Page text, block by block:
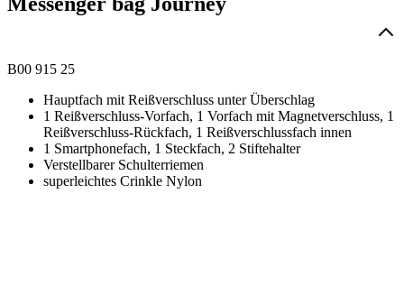
B00 915 25
Hauptfach mit Reißverschluss unter Überschlag
1 Reißverschluss-Vorfach, 1 Vorfach mit Magnetverschluss, 1
Reißverschluss-Rückfach, 1 Reißverschlussfach innen
1 Smartphonefach, 1 Steckfach, 2 Stiftehalter
Verstellbarer Schulterriemen
superleichtes Crinkle Nylon